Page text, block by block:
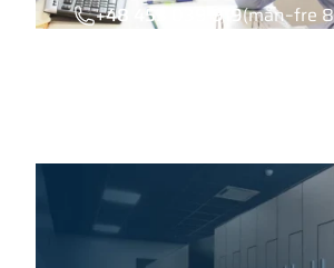
+48 453 039 919(mån–fre